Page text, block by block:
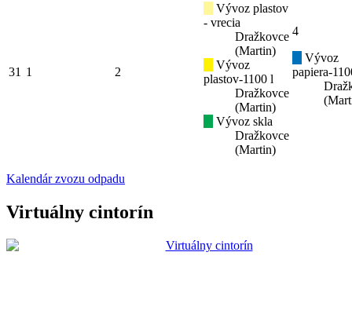
31 1 2
Vývoz plastov
- vrecia
Dražkovce
(Martin)
Vývoz
plastov-1100 l
Dražkovce
(Martin)
Vývoz skla
Dražkovce
(Martin)
4
Vývoz
papiera-
Kalendár zvozu odpadu
Virtuálny cintorín